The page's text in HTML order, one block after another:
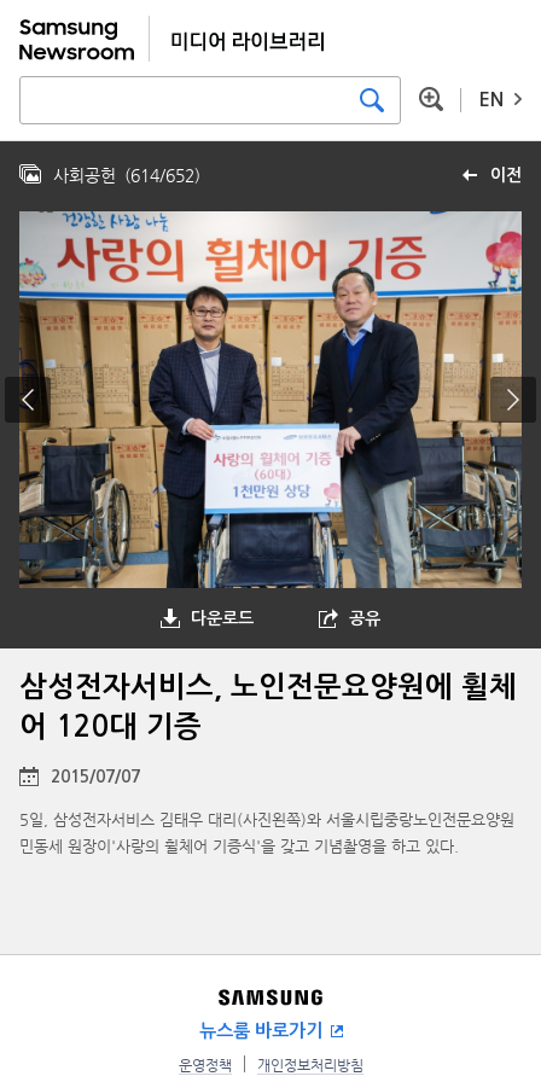
EN
이전
사회공헌 (614/652)
다운로드 공유
삼성전자서비스, 노인전문요양원에 휠체
어 120대 기증
2015/07/07
5일, 삼성전자서비스 김태우 대리(사진왼쪽)와 서울시립중랑노인전문요양원
민동세 원장이'사랑의 휠체어 기증식'을 갖고 기념촬영을 하고 있다.
뉴스룸 바로가기
운영정책 개인정보처리방침